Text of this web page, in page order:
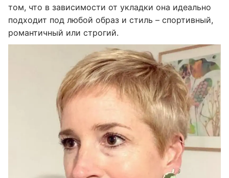
том, что в зависимости от укладки она идеально
подходит под любой образ и стиль – спортивный,
романтичный или строгий.